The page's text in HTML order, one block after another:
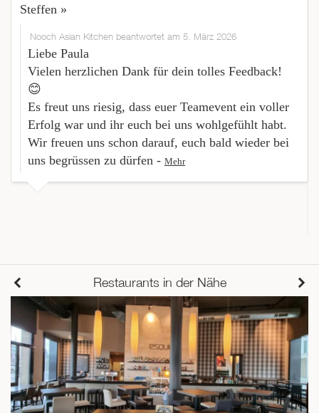
Steffen »
Nooch Asian Kitchen beantwortet am 5. März 2026
Liebe Paula
Vielen herzlichen Dank für dein tolles Feedback!
😊
Es freut uns riesig, dass euer Teamevent ein voller
Erfolg war und ihr euch bei uns wohlgefühlt habt.
Wir freuen uns schon darauf, euch bald wieder bei
uns begrüssen zu dürfen - Mehr
Restaurants in der Nähe